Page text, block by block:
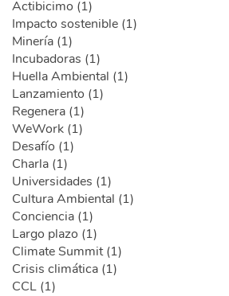
Actibicimo (1)
Impacto sostenible (1)
Minería (1)
Incubadoras (1)
Huella Ambiental (1)
Lanzamiento (1)
Regenera (1)
WeWork (1)
Desafío (1)
Charla (1)
Universidades (1)
Cultura Ambiental (1)
Conciencia (1)
Largo plazo (1)
Climate Summit (1)
Crisis climática (1)
CCL (1)